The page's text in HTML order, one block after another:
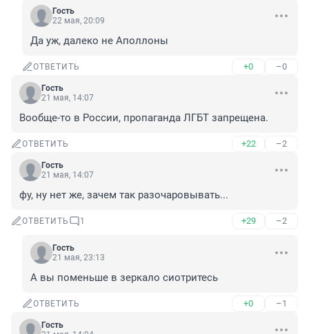
Гость
22 мая, 20:09
Да уж, далеко не Аполлоны
ОТВЕТИТЬ +0 –0
Гость
21 мая, 14:07
Вообще-то в России, пропаганда ЛГБТ запрещена.
ОТВЕТИТЬ +22 –2
Гость
21 мая, 14:07
фу, ну нет же, зачем так разочаровывать...
ОТВЕТИТЬ 1 +29 –2
Гость
21 мая, 23:13
А вы поменьше в зеркало сиотритесь
ОТВЕТИТЬ +0 –1
Гость